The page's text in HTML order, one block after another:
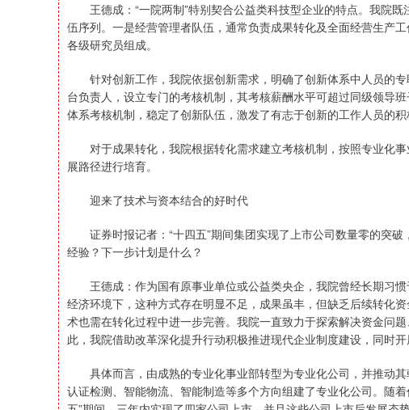
王德成：“一院两制”特别契合公益类科技型企业的特点。我院既
伍序列。一是经营管理者队伍，通常负责成果转化及全面经营生产
各级研究员组成。
针对创新工作，我院依据创新需求，明确了创新体系中人员的
台负责人，设立专门的考核机制，其考核薪酬水平可超过同级领导
体系考核机制，稳定了创新队伍，激发了有志于创新的工作人员的积
对于成果转化，我院根据转化需求建立考核机制，按照专业化
展路径进行培育。
迎来了技术与资本结合的好时代
证券时报记者：“十四五”期间集团实现了上市公司数量零的突破
经验？下一步计划是什么？
王德成：作为国有原事业单位或公益类央企，我院曾经长期习惯
经济环境下，这种方式存在明显不足，成果虽丰，但缺乏后续转化
术也需在转化过程中进一步完善。我院一直致力于探索解决资金问
此，我院借助改革深化提升行动积极推进现代企业制度建设，同时开
具体而言，由成熟的专业化事业部转型为专业化公司，并推动其
认证检测、智能物流、智能制造等多个方向组建了专业化公司。随